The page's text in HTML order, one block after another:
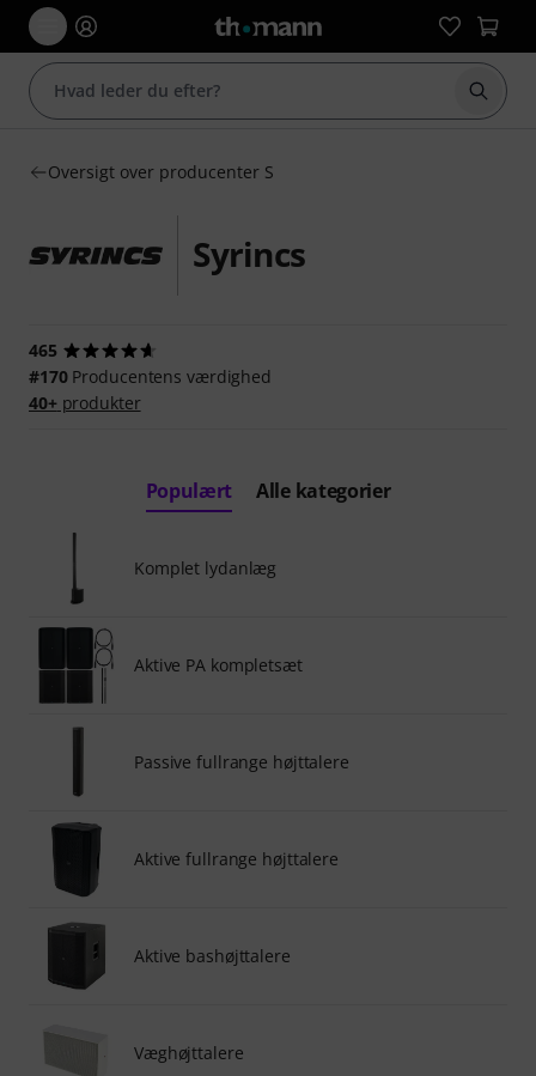
Start
Oversigt over producenter S
Syrincs
465
#170Producentens værdighed
40+produkter
Populært Alle kategorier
Komplet lydanlæg
Aktive PA kompletsæt
Passive fullrange højttalere
Aktive fullrange højttalere
Aktive bashøjttalere
Væghøjttalere